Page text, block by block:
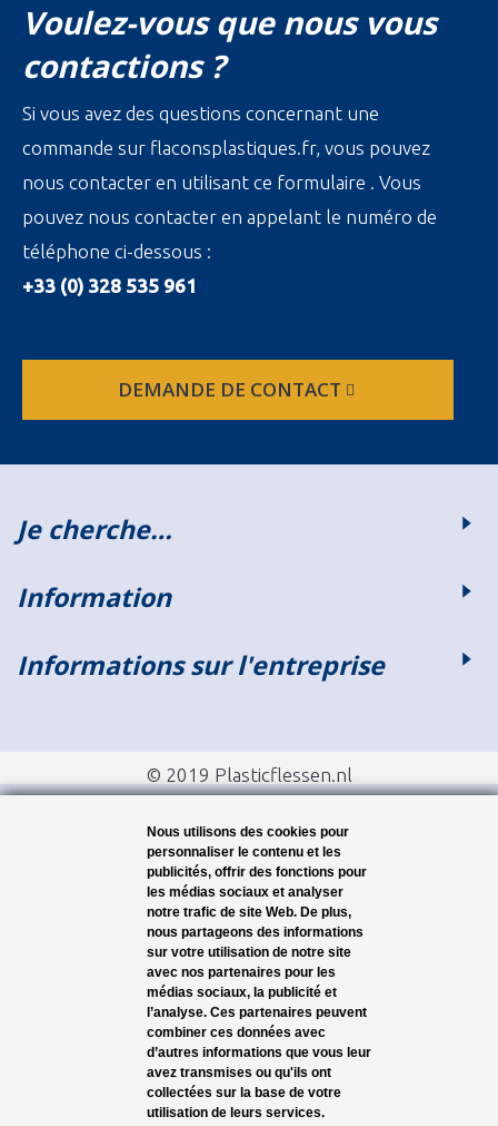
Voulez-vous que nous vous
contactions ?
Si vous avez des questions concernant une
commande sur flaconsplastiques.fr, vous pouvez
nous contacter en utilisant ce formulaire . Vous
pouvez nous contacter en appelant le numéro de
téléphone ci-dessous :
+33 (0) 328 535 961
DEMANDE DE CONTACT
Je cherche…
Information
Informations sur l'entreprise
© 2019 Plasticflessen.nl
Nous utilisons des cookies pour
personnaliser le contenu et les
publicités, offrir des fonctions pour
les médias sociaux et analyser
notre trafic de site Web. De plus,
nous partageons des informations
sur votre utilisation de notre site
avec nos partenaires pour les
médias sociaux, la publicité et
l’analyse. Ces partenaires peuvent
combiner ces données avec
d’autres informations que vous leur
avez transmises ou qu'ils ont
collectées sur la base de votre
utilisation de leurs services.